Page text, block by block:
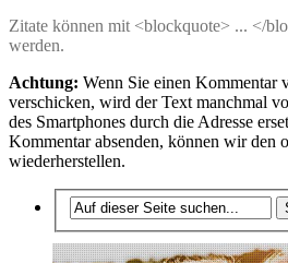
Zitate können mit <blockquote> ... </
werden.
Achtung: Wenn Sie einen Kommentar
verschicken, wird der Text manchmal
des Smartphones durch die Adresse
Kommentar absenden, können wir den
wiederherstellen.